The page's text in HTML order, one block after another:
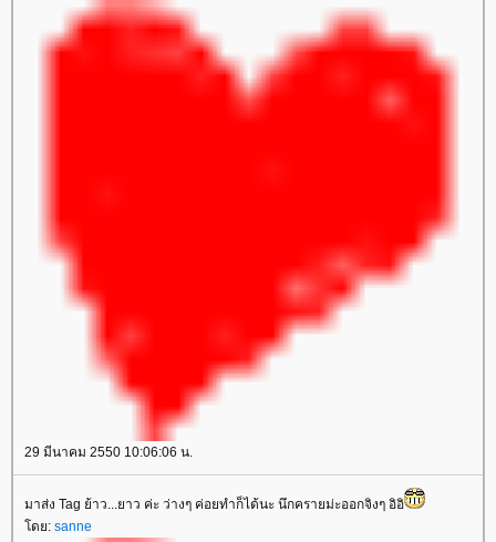
29 มีนาคม 2550 10:06:06 น.
มาส่ง Tag ย้าว...ยาว ค่ะ ว่างๆ ค่อยทำก็ได้นะ นึกครายม่ะออกจิงๆ อิอิ
ดย: sanne